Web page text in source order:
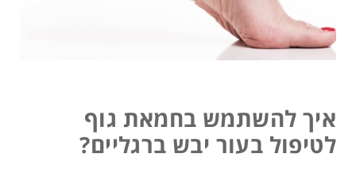
איך להשתמש בחמאת גוף
לטיפול בעור יבש ברגליים?